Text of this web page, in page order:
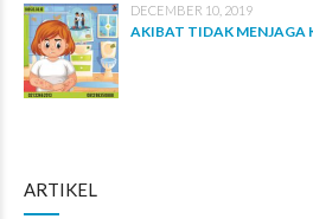
DECEMBER 10, 2019
AKIBAT TIDAK MENJAGA
ARTIKEL